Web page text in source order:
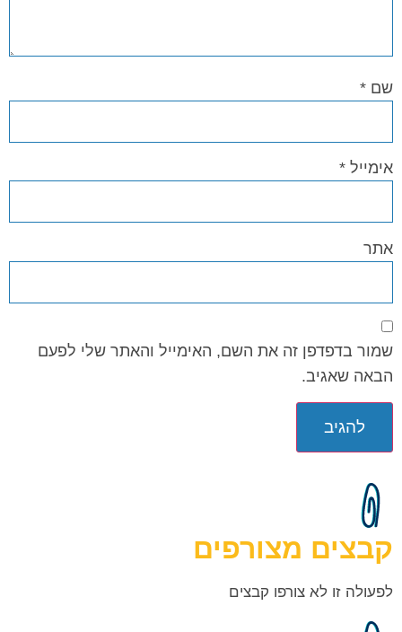
שם *
אימייל *
אתר
שמור בדפדפן זה את השם, האימייל והאתר שלי לפעם
הבאה שאגיב.
קבצים מצורפים
לפעולה זו לא צורפו קבצים